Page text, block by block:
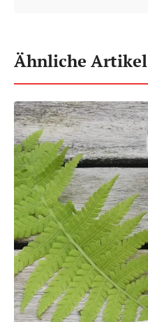
Ähnliche Artikel